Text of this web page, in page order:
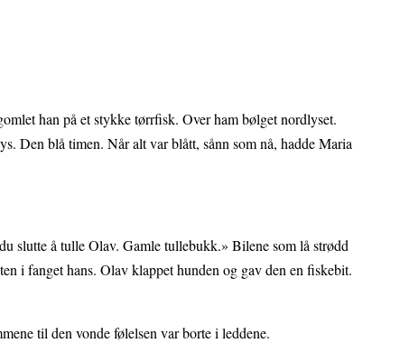
han på et stykke tørrfisk. Over ham bølget nordlyset.
Den blå timen. Når alt var blått, sånn som nå, hadde Maria
slutte å tulle Olav. Gamle tullebukk.» Bilene som lå strødd
i fanget hans. Olav klappet hunden og gav den en fiskebit.
til den vonde følelsen var borte i leddene.